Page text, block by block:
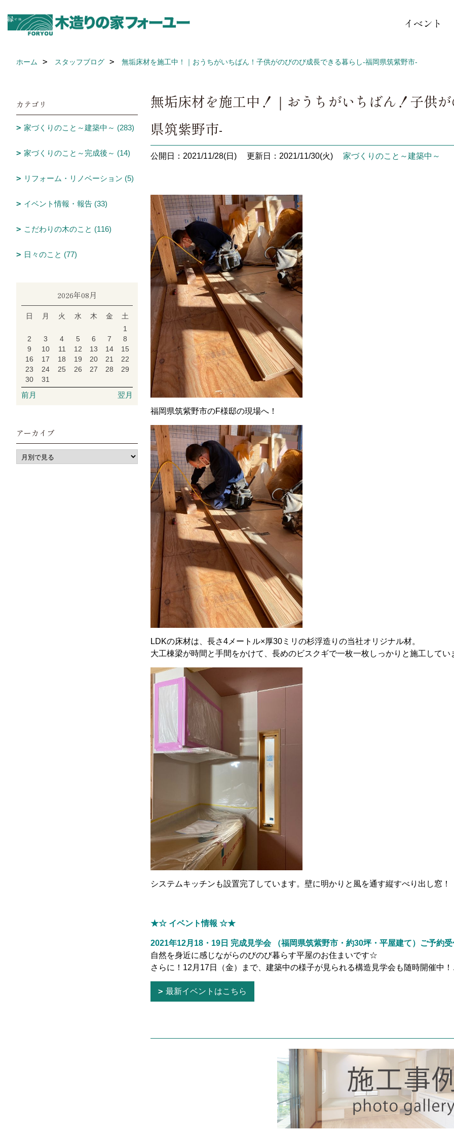
イベント
ホーム スタッフブログ 無垢床材を施工中！｜おうちがいちばん！子供がのびのび成長できる暮らし-福岡県筑紫野市-
無垢床材を施工中！｜おうちがいちばん！子供
県筑紫野市-
公開日：2021/11/28(日) 更新日：2021/11/30(火) 家づくりのこと～建築中～
福岡県筑紫野市のF様邸の現場へ！
LDKの床材は、長さ4メートル×厚30ミリの杉浮造りの当社オリジナル材。
大工棟梁が時間と手間をかけて、長めのビスクギで一枚一枚しっかりと施工してい
システムキッチンも設置完了しています。壁に明かりと風を通す縦すべり出し窓！
★☆ イベント情報 ☆★
2021年12月18・19日 完成見学会 （福岡県筑紫野市・約30坪・平屋建て）ご予約
自然を身近に感じながらのびのび暮らす平屋のお住まいです☆
さらに！12月17日（金）まで、建築中の様子が見られる構造見学会も随時開催中
最新イベントはこちら
カテゴリ
家づくりのこと～建築中～ (283)
家づくりのこと～完成後～ (14)
リフォーム・リノベーション (5)
イベント情報・報告 (33)
こだわりの木のこと (116)
日々のこと (77)
2026年08月
日 月 火 水 木 金
土
1
2
3 4 5 6 7
8
9
10 11 12 13 14
15
16
17 18 19 20 21
22
23
24 25 26 27 28
29
30
31
前月 翌月
アーカイブ